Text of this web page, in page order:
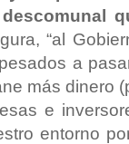
“al
a
más dinero
e
entorno